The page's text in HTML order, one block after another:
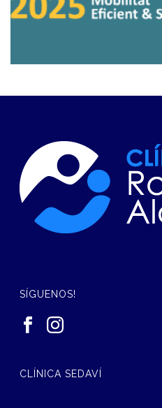
SÍGUENOS!
CLÍNICA SEDAVÍ